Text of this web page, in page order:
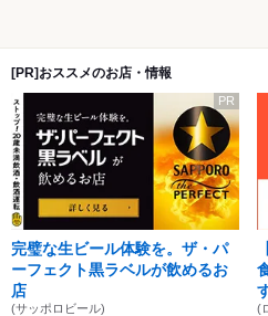
[PR]おススメのお店・情報
PR
完璧な生ビール体験を。ザ・パ
ーフェクト黒ラベルが飲めるお
店
(サッポロビール) (